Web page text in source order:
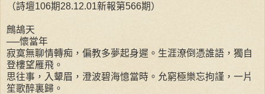
（詩壇106期28.12.01新報第566期）
鷓鴣天
──懷當年
寂寞無聊情轉痴，偏教多夢起身遲。生涯潦倒憑誰語，獨自
登樓望雁飛。
思往事，入顰眉，澄波碧海憶當時。允窮極樂忘拘謹，一片
笙歌醉裏歸。